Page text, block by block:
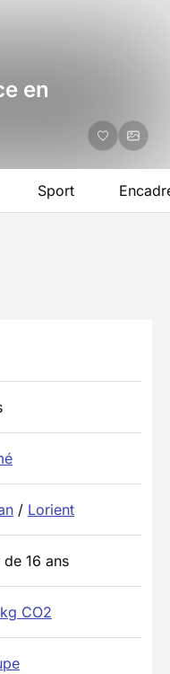
en
Sport
/ Lorient
16 ans
CO2